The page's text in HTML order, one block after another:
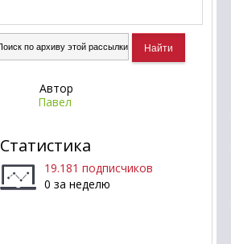
Автор
Павел
Статистика
19.181 подписчиков
0 за неделю